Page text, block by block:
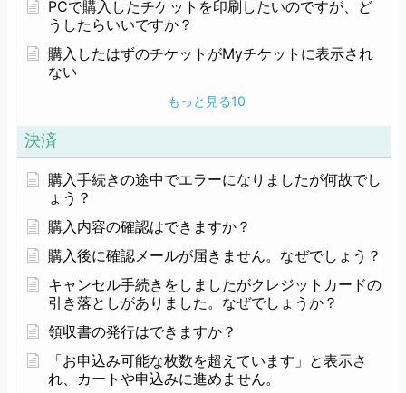
PCで購入したチケットを印刷したいのですが、ど
うしたらいいですか？
購入したはずのチケットがMyチケットに表示され
ない
もっと見る10
決済
購入手続きの途中でエラーになりましたが何故でし
ょう？
購入内容の確認はできますか？
購入後に確認メールが届きません。なぜでしょう？
キャンセル手続きをしましたがクレジットカードの
引き落としがありました。なぜでしょうか？
領収書の発行はできますか？
「お申込み可能な枚数を超えています」と表示さ
れ、カートや申込みに進めません。